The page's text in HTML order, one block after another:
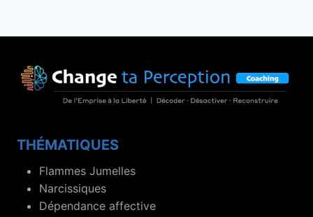
THÉMATIQUES
Flammes Jumelles
Narcissiques
Dépendance affective